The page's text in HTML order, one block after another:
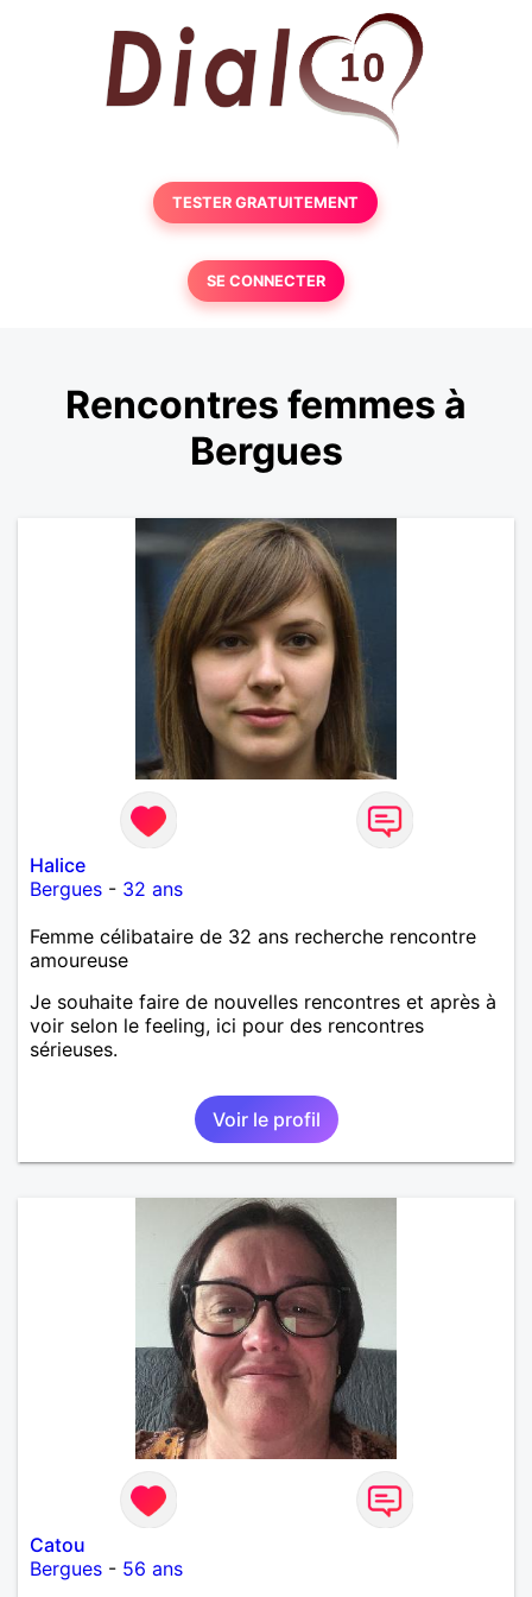
TESTER GRATUITEMENT
SE CONNECTER
Rencontres femmes à
Bergues
Halice
Bergues - 32 ans
Femme célibataire de 32 ans recherche rencontre
amoureuse
Je souhaite faire de nouvelles rencontres et après à
voir selon le feeling, ici pour des rencontres
sérieuses.
Voir le profil
Catou
Bergues - 56 ans